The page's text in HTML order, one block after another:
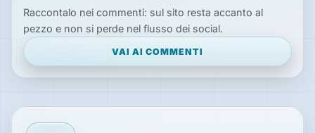
Raccontalo nei commenti: sul sito resta accanto al
pezzo e non si perde nel flusso dei social.
VAI AI COMMENTI